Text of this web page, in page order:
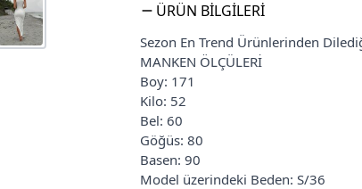
ÜRÜN BILGILERI
Sezon En Trend Ürünlerinden
MANKEN ÖLÇÜLERİ
Boy: 171
Kilo: 52
Bel: 60
Göğüs: 80
Basen: 90
Model üzerindeki Beden: S/36